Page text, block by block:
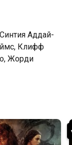
Аддай-
Клифф
Жорди